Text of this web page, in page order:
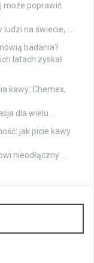
może poprawić
na świecie, …
badania?
latach zyskał
kawy: Chemex,
dla wielu …
jak picie kawy
nieodłączny …